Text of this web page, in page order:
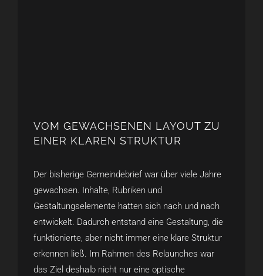
VOM GEWACHSENEN LAYOUT ZU
EINER KLAREN STRUKTUR
Der bisherige Gemeindebrief war über viele Jahre
gewachsen. Inhalte, Rubriken und
Gestaltungselemente hatten sich nach und nach
entwickelt. Dadurch entstand eine Gestaltung, die
funktionierte, aber nicht immer eine klare Struktur
erkennen ließ. Im Rahmen des Relaunches war
das Ziel deshalb nicht nur eine optische